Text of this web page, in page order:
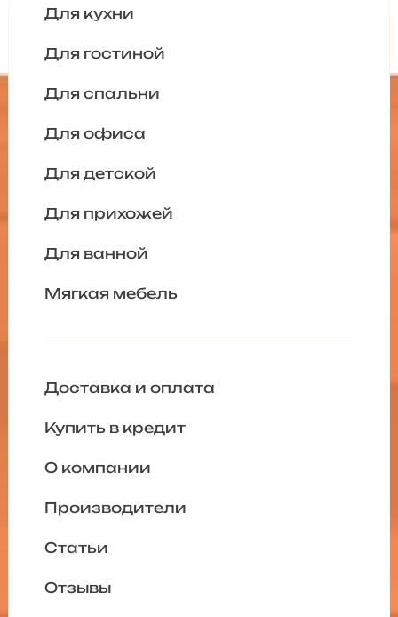
Для кухни
Для гостиной
Для спальни
Для офиса
Для детской
Для прихожей
Для ванной
Мягкая мебель
Доставка и оплата
Купить в кредит
О компании
Производители
Статьи
Отзывы